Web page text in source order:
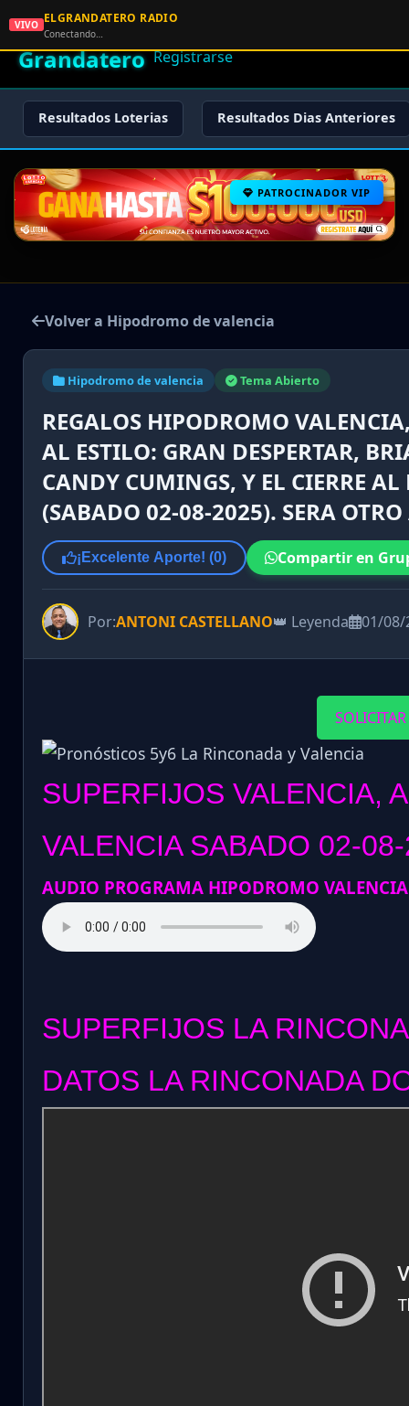
🌟 El
Grandatero Registrarse
Resultados Loterias Resultados Dias Anteriores
PATROCINADOR VIP
Volver a Hipodromo de valencia
Hipodromo de valencia Tema Abierto
REGALOS HIPODROMO
AL ESTILO: GRAN DESPERTAR,
CANDY CUMINGS, Y EL CIERRE
(SABADO 02-08-2025). SERA OTRO
¡Excelente Aporte! (0) Compartir en
Por:ANTONI CASTELLANO👑 Leyenda 01/08/
SUPERFIJOS VALENCIA,
VALENCIA SABADO 02-
AUDIO PROGRAMA HIPODROMO
SUPERFIJOS LA
DATOS LA RINCONADA
VIVO ELGRANDATERO RADIO
Conectando…